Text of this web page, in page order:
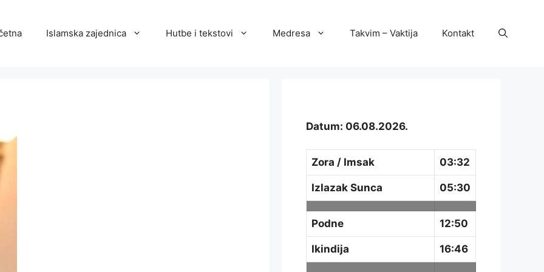
Islamska zajednica Hutbe i tekstovi Medresa Takvim – Vaktija Kontakt
Datum: 06.08.2026.
Zora / Imsak 03:32
Izlazak Sunca 05:30
Podne 12:50
Ikindija 16:46